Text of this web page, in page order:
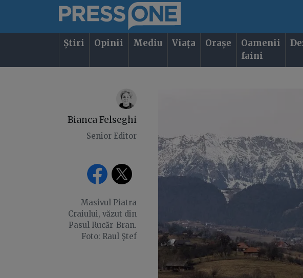
Știri Opinii Mediu Viața Orașe
Oamenii
faini
Bianca Felseghi
Senior Editor
Masivul Piatra
Craiului, văzut din
Pasul Rucăr-Bran.
Foto: Raul Ştef